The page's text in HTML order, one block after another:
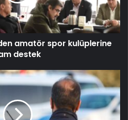
amatör spor kulüplerine
destek